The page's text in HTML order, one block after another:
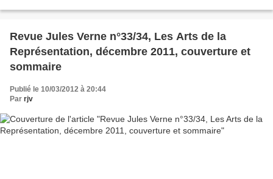
Revue Jules Verne n°33/34, Les Arts de la
Représentation, décembre 2011, couverture et
sommaire
Publié le 10/03/2012 à 20:44
Par rjv